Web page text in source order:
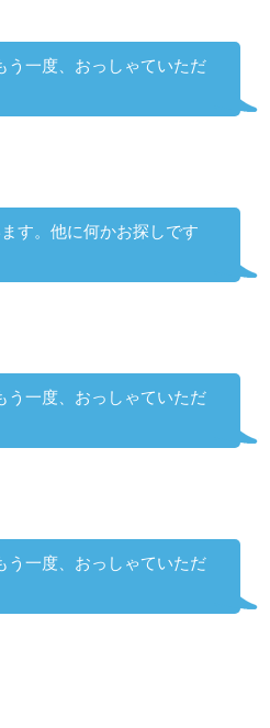
う一度、おっしゃていただ
す。他に何かお探しです
う一度、おっしゃていただ
う一度、おっしゃていただ